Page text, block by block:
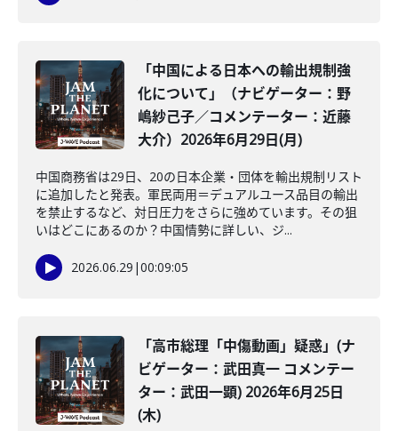
「中国による日本への輸出規制強
化について」（ナビゲーター：野
嶋紗己子／コメンテーター：近藤
大介）2026年6月29日(月)
中国商務省は29日、20の日本企業・団体を輸出規制リスト
に追加したと発表。軍民両用＝デュアルユース品目の輸出
を禁止するなど、対日圧力をさらに強めています。その狙
いはどこにあるのか？中国情勢に詳しい、ジ...
2026.06.29 |00:09:05
「高市総理「中傷動画」疑惑」(ナ
ビゲーター：武田真一 コメンテー
ター：武田一顕) 2026年6月25日
(木)